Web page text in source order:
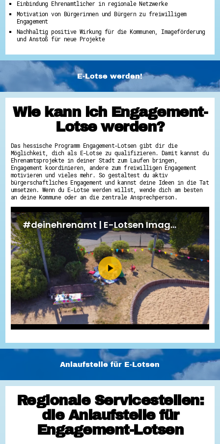
Einbindung Ehrenamtlicher in regionale Netzwerke
Motivation von Bürgerinnen und Bürgern zu freiwilligem
Engagement
Nachhaltig positive Wirkung für die Kommunen, Imageförderung
und Anstoß für neue Projekte
E-Lotse werden!
Wie kann ich Engagement-
Lotse werden?
Das hessische Programm Engagement-Lotsen gibt dir die
Möglichkeit, dich als E-Lotse zu qualifizieren. Damit kannst du
Ehrenamtsprojekte in deiner Stadt zum Laufen bringen,
Engagement koordinieren, andere zum freiwilligen Engagement
motivieren und vieles mehr. So gestaltest du aktiv
bürgerschaftliches Engagement und kannst deine Ideen in die Tat
umsetzen. Wenn du E-Lotse werden willst, wende dich am besten
an deine Kommune oder an die zentrale Ansprechperson.
Anlaufstelle für E-Lotsen
Regionale Servicestellen:
die Anlaufstelle für
Engagement-Lotsen